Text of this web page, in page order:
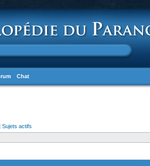
Chat
Sujets actifs